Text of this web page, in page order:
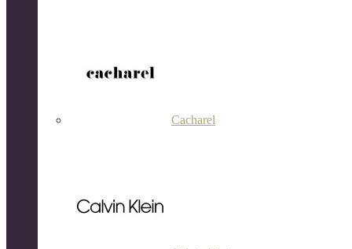
Cacharel